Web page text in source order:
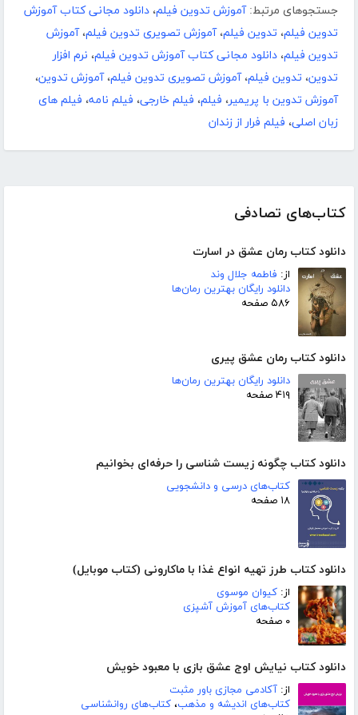
کتاب‌های تصادفی
دانلود کتاب رمان عشق در اسارت
از: فاطمه جلال‌ وند
دانلود رایگان بهترین رمان‌ها
۵۸۶ صفحه
دانلود کتاب رمان عشق پیری
دانلود رایگان بهترین رمان‌ها
۴۱۹ صفحه
دانلود کتاب چگونه زیست شناسی را حرفه‌ای بخوانیم
کتاب‌های درسی و دانشجویی
۱۸ صفحه
دانلود کتاب طرز تهیه انواع غذا با ماکارونی (کتاب موبایل)
از: کیوان موسوی
کتاب‌های آموزش آشپزی
۰ صفحه
دانلود کتاب نیایش اوج عشق بازی با معبود خویش
از: آکادمی مجازی باور مثبت
کتاب‌های اندیشه و مذهب، کتاب‌های روانشناسی
جستجوهای مرتبط: آموزش تدوین فیلم، دانلود مجانی کتاب آموزش
تدوین فیلم، تدوین فیلم،آموزش تصویری تدوین فیلم،آموزش
تدوین فیلم، دانلود مجانی کتاب آموزش تدوین فیلم، نرم افزار
تدوین، تدوین فیلم،آموزش تصویری تدوین فیلم،آموزش تدوین،
آموزش تدوین با پریمیر، فیلم، فیلم خارجی، فیلم نامه، فیلم های
زبان اصلی، فیلم فرار از زندان